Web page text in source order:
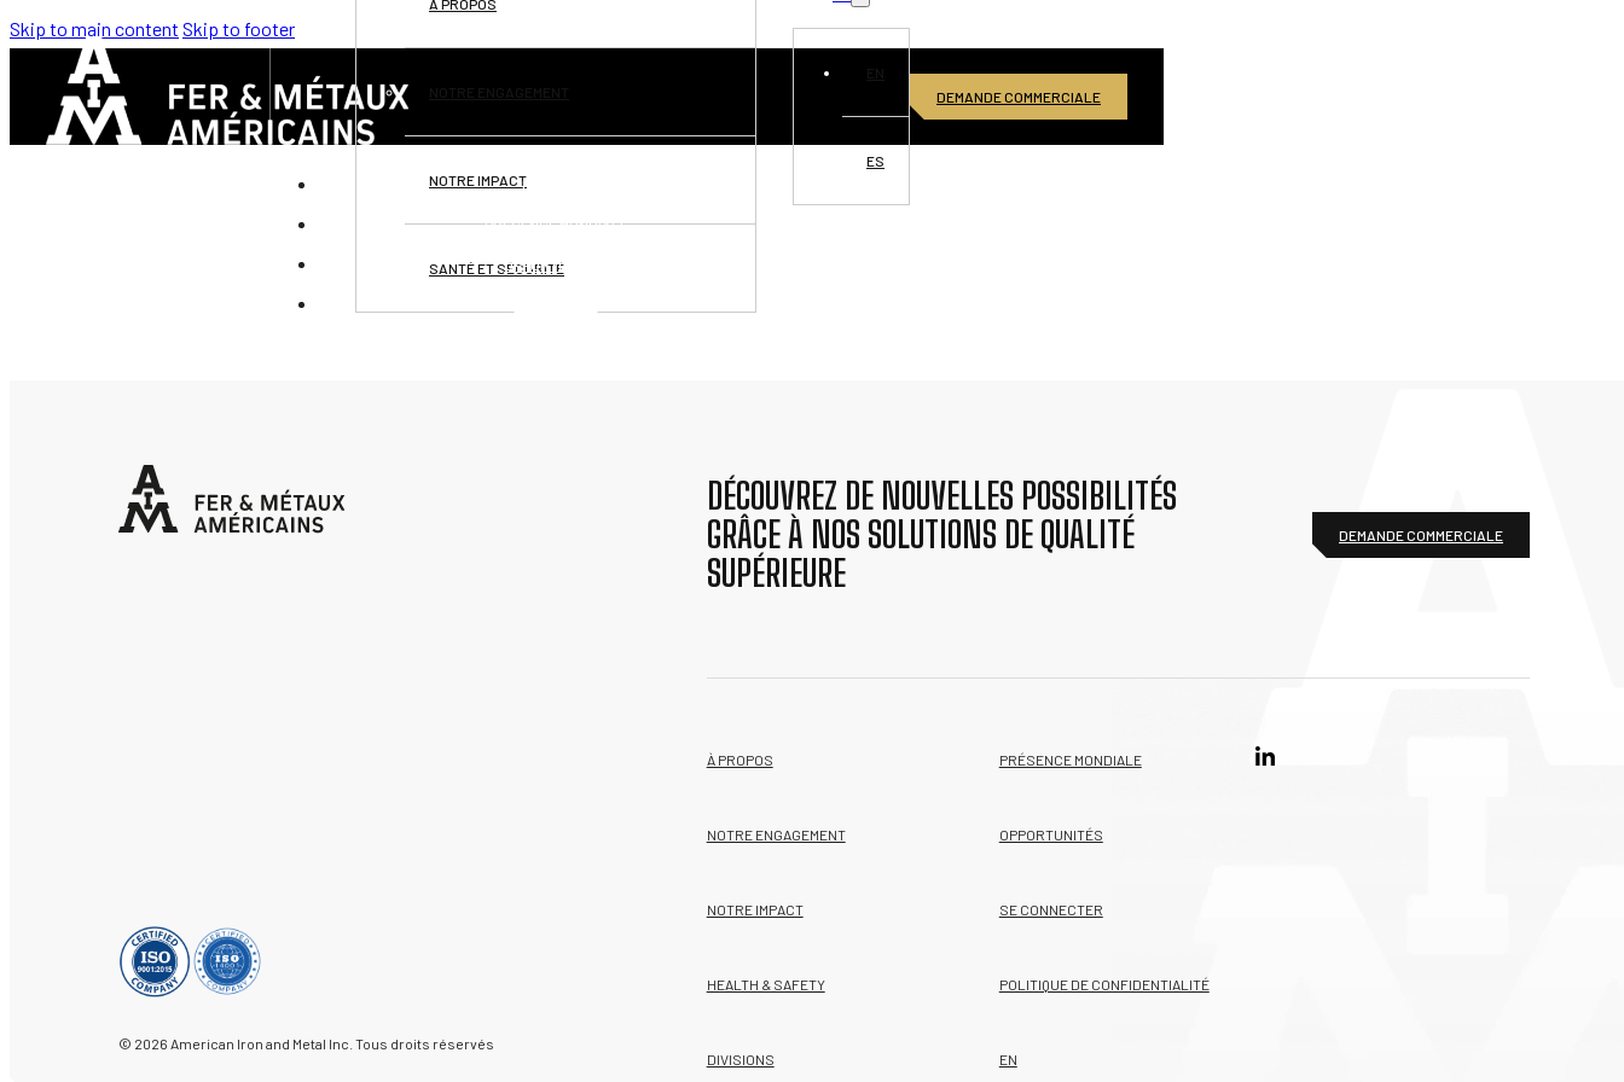
Skip to main content Skip to footer
NOTRE IMPACT
SANTÉ ET SÉCURITÉ
DIVISIONS
PRÉSENCE MONDIALE
OPPORTUNITÉS
ES
DEMANDE COMMERCIALE
DÉCOUVREZ DE NOUVELLES POSSIBILITÉS
GRÂCE À NOS SOLUTIONS DE QUALITÉ
SUPÉRIEURE
DEMANDE COMMERCIALE
© 2026 American Iron and Metal Inc. Tous droits réservés
À PROPOS
NOTRE ENGAGEMENT
NOTRE IMPACT
HEALTH & SAFETY
DIVISIONS
PRÉSENCE MONDIALE
OPPORTUNITÉS
SE CONNECTER
POLITIQUE DE CONFIDENTIALITÉ
EN